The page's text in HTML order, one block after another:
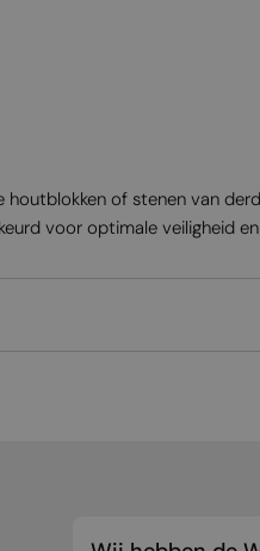
houtblokken of stenen van
voor optimale veiligheid